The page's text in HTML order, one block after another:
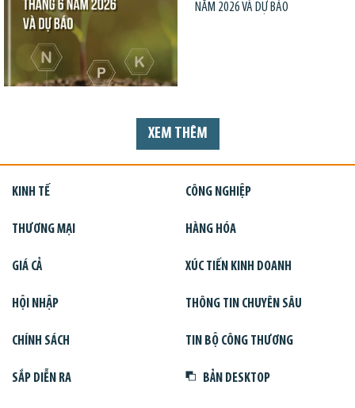
NĂM 2026 VÀ DỰ BÁO
XEM THÊM
KINH TẾ CÔNG NGHIỆP
THƯƠNG MẠI HÀNG HÓA
GIÁ CẢ XÚC TIẾN KINH DOANH
HỘI NHẬP THÔNG TIN CHUYÊN SÂU
CHÍNH SÁCH TIN BỘ CÔNG THƯƠNG
SẮP DIỄN RA BẢN DESKTOP